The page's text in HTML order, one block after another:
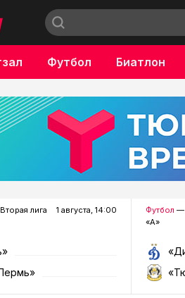
Футбол Биатлон
лига
1 августа, 14:00 Футбол —
«А»